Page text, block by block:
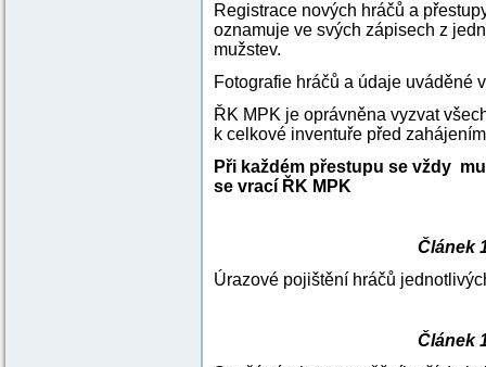
Registrace nových hráčů a
oznamuje ve svých zápisech z
mužstev.
Fotografie hráčů a údaje uváděné
ŘK MPK je oprávněna vyzvat
k celkové inventuře před
Při každém přestupu se vždy
se vrací ŘK MPK
Článek
Úrazové pojištění hráčů
Článek